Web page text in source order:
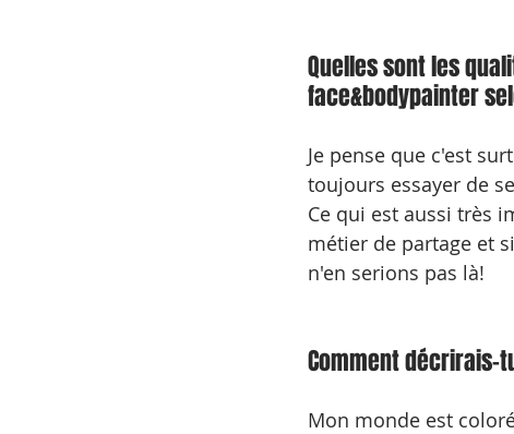
Quelles sont les
face&bodypainter
Je pense que c'est
toujours essayer de
Ce qui est aussi très
métier de partage et
n'en serions pas là!
Comment décrirais-
Mon monde est